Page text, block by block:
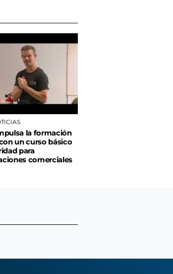
la formación
un curso básico
para
comerciales